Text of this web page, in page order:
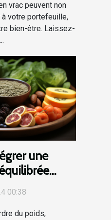
vrac peuvent non
votre portefeuille,
bien-être. Laissez-
une
de
00:38
du poids,